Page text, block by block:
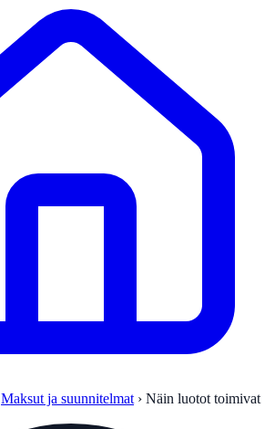
Maksut ja suunnitelmat › Näin luotot toimivat